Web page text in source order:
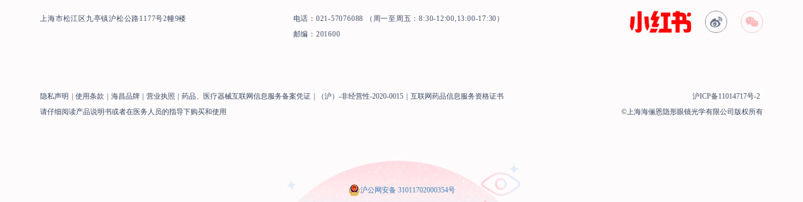
上海市松江区九亭镇沪松公路1177号2幢9楼
电话：021-57076088 （周一至周五：8:30-12:00,13:00-17:30）
邮编：201600
隐私声明 | 使用条款 | 海昌品牌 | 营业执照 | 药品、医疗器械互联网信息服务备案凭证 | （沪）-非经营性-2020-0015 | 互联网药品信息服务资格证书
请仔细阅读产品说明书或者在医务人员的指导下购买和使用
沪ICP备11014717号-2
©上海海俪恩隐形眼镜光学有限公司版权所有
沪公网安备 31011702000354号